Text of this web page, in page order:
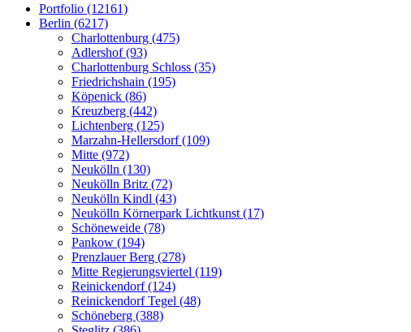
Portfolio (12161)
Berlin (6217)
Charlottenburg (475)
Adlershof (93)
Charlottenburg Schloss (35)
Friedrichshain (195)
Köpenick (86)
Kreuzberg (442)
Lichtenberg (125)
Marzahn-Hellersdorf (109)
Mitte (972)
Neukölln (130)
Neukölln Britz (72)
Neukölln Kindl (43)
Neukölln Körnerpark Lichtkunst (17)
Schöneweide (78)
Pankow (194)
Prenzlauer Berg (278)
Mitte Regierungsviertel (119)
Reinickendorf (124)
Reinickendorf Tegel (48)
Schöneberg (388)